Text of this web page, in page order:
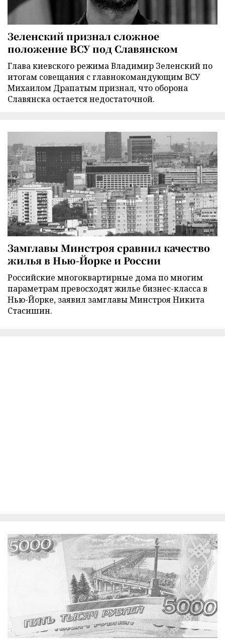
Зеленский признал сложное
положение ВСУ под Славянском
Глава киевского режима Владимир Зеленский по
итогам совещания с главнокомандующим ВСУ
Михаилом Драпатым признал, что оборона
Славянска остается недостаточной.
Замглавы Минстроя сравнил качество
жилья в Нью-Йорке и России
Российские многоквартирные дома по многим
параметрам превосходят жилье бизнес-класса в
Нью-Йорке, заявил замглавы Минстроя Никита
Стасишин.